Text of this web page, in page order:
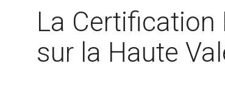
La Certification
sur la Haute